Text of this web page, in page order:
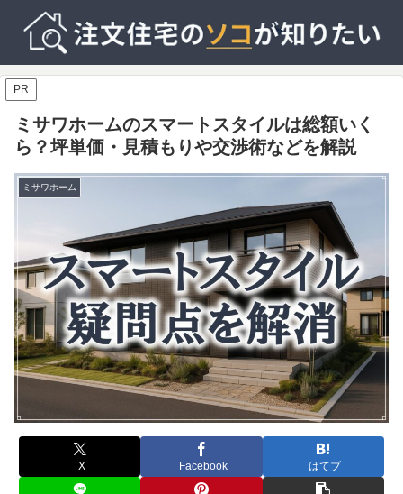
PR
ミサワホームのスマートスタイルは総額いく
ら？坪単価・見積もりや交渉術などを解説
ミサワホーム
X Facebook はてブ